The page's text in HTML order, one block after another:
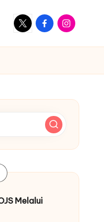
X FacebookInstagram
Melalui